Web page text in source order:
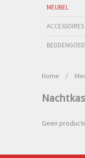
MEUBEL
ACCESSOIRES
Home /
Geen